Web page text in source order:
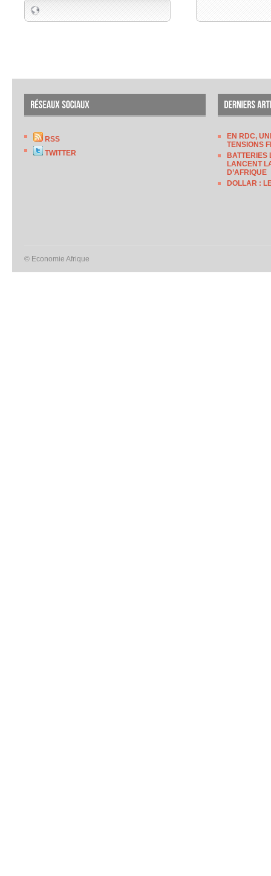
RSS
TWITTER
EN RDC,
TENSIONS
BATTERIES
LANCENT
D’AFRIQUE
DOLLAR :
© Economie Afrique